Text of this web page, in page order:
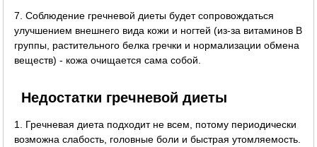
7. Соблюдение гречневой диеты будет сопровождаться
улучшением внешнего вида кожи и ногтей (из-за витаминов B
группы, растительного белка гречки и нормализации обмена
веществ) - кожа очищается сама собой.
Недостатки гречневой диеты
1. Гречневая диета подходит не всем, потому периодически
возможна слабость, головные боли и быстрая утомляемость.